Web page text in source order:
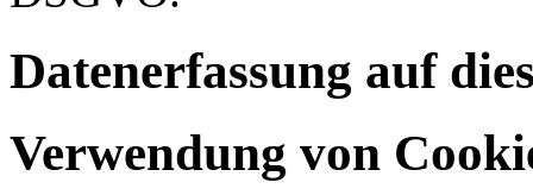
Datenerfassung auf
Verwendung von